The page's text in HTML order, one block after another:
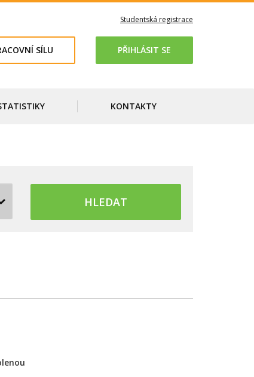
Studentská registrace
SÍLU PŘIHLÁSIT SE
KONTAKTY